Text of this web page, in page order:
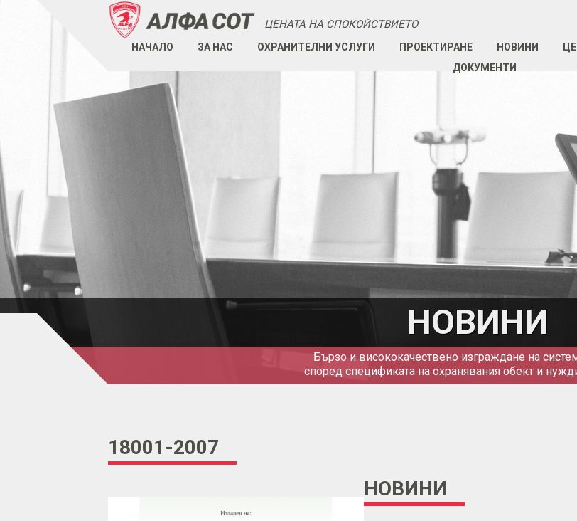
ЦЕНАТА НА СПОКОЙСТВИЕТО
НАЧАЛО ЗА НАС ОХРАНИТЕЛНИ УСЛУГИ ПРОЕКТИРАНЕ НОВИНИ
ДОКУМЕНТИ
НОВИНИ
Бързо и висококачествено изграждане на
според спецификата на охранявания обект и
18001-2007
НОВИНИ